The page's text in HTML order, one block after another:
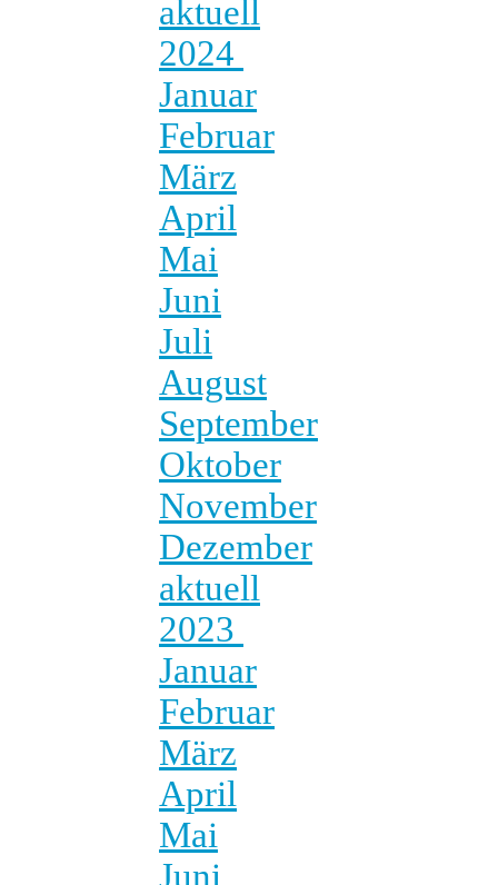
aktuell
2024
Januar
Februar
März
April
Mai
Juni
Juli
August
September
Oktober
November
Dezember
aktuell
2023
Januar
Februar
März
April
Mai
Juni